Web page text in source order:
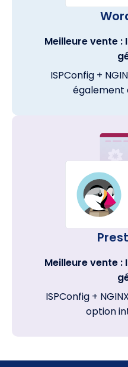
Meilleure vente :
ISPConfig +
également
Meilleure vente :
ISPConfig +
option